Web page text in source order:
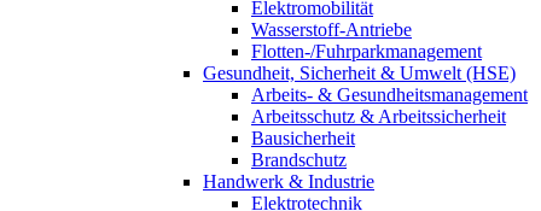
Elektromobilität
Wasserstoff-Antriebe
Flotten-/Fuhrparkmanagement
Gesundheit, Sicherheit & Umwelt (HSE)
Arbeits- & Gesundheitsmanagement
Arbeitsschutz & Arbeitssicherheit
Bausicherheit
Brandschutz
Handwerk & Industrie
Elektrotechnik